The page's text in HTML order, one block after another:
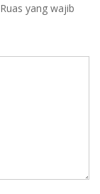
Ruas yang wajib